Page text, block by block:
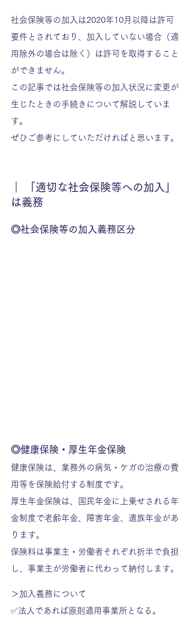
社会保険等の加入は2020年10月以降は許可
要件とされており、加入していない場合（適
用除外の場合は除く）は許可を取得すること
ができません。
この記事では社会保険等の加入状況に変更が
生じたときの手続きについて解説していま
す。
ぜひご参考にしていただければと思います。
｜ 「適切な社会保険等への加入」
は義務
◎社会保険等の加入義務区分
◎健康保険・厚生年金保険
健康保険は、業務外の病気・ケガの治療の費
用等を保険給付する制度です。
厚生年金保険は、国民年金に上乗せされる年
金制度で老齢年金、障害年金、遺族年金があ
ります。
保険料は事業主・労働者それぞれ折半で負担
し、事業主が労働者に代わって納付します。
＞加入義務について
✅法人であれば原則適用事業所となる。